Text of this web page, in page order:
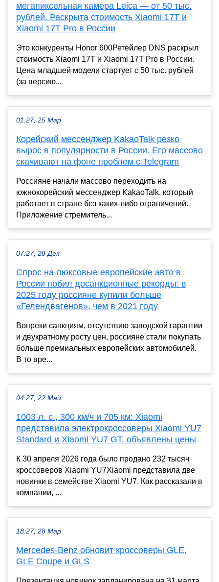
мегапиксельная камера Leica — от 50 тыс.
рублей. Раскрыта стоимость Xiaomi 17T и
Xiaomi 17T Pro в России
Это конкуренты Honor 600Ретейлер DNS раскрыл
стоимость Xiaomi 17T и Xiaomi 17T Pro в России.
Цена младшей модели стартует с 50 тыс. рублей
(за версию...
01:27, 25 Мар
Корейский мессенджер KakaoTalk резко
вырос в популярности в России. Его массово
скачивают на фоне проблем с Telegram
Россияне начали массово переходить на
южнокорейский мессенджер KakaoTalk, который
работает в стране без каких-либо ограничений.
Приложение стремитель...
07:27, 28 Дек
Спрос на люксовые европейские авто в
России побил досанкционные рекорды: в
2025 году россияне купили больше
«Гелендвагенов», чем в 2021 году
Вопреки санкциям, отсутствию заводской гарантии
и двукратному росту цен, россияне стали покупать
больше премиальных европейских автомобилей.
В то вре...
04:27, 22 Май
1003 л. с., 300 км/ч и 705 км: Xiaomi
представила электрокроссоверы Xiaomi YU7
Standard и Xiaomi YU7 GT, объявлены цены
К 30 апреля 2026 года было продано 232 тысяч
кроссоверов Xiaomi YU7Xiaomi представила две
новинки в семействе Xiaomi YU7. Как рассказали в
компании, ...
18:27, 28 Мар
Mercedes-Benz обновит кроссоверы GLE,
GLE Coupe и GLS